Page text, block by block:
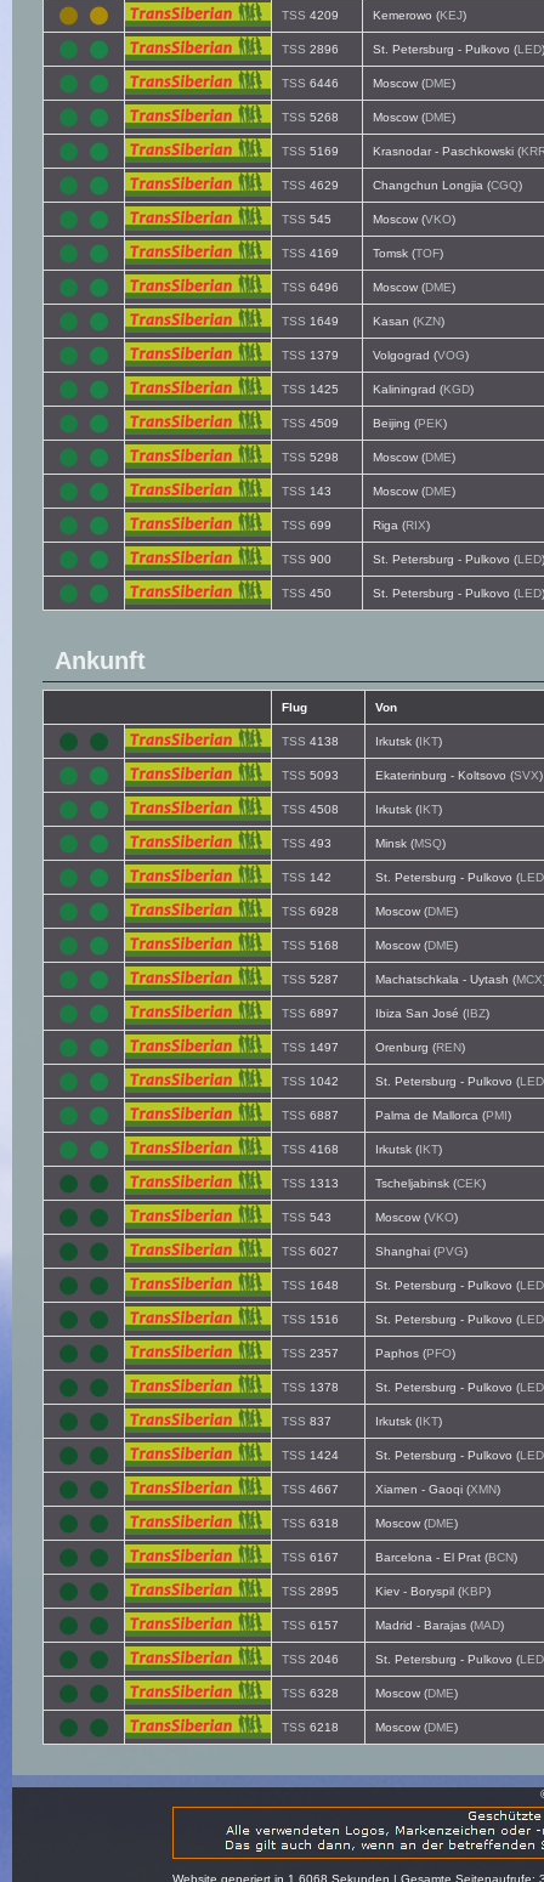
TSS 4209 Kemerowo (KEJ)
TSS 2896 St. Petersburg - Pulkovo (LED)
TSS 6446 Moscow (DME)
TSS 5268 Moscow (DME)
TSS 5169 Krasnodar - Paschkowski (
TSS 4629 Changchun Longjia (CGQ)
TSS 545 Moscow (VKO)
TSS 4169 Tomsk (TOF)
TSS 6496 Moscow (DME)
TSS 1649 Kasan (KZN)
TSS 1379 Volgograd (VOG)
TSS 1425 Kaliningrad (KGD)
TSS 4509 Beijing (PEK)
TSS 5298 Moscow (DME)
TSS 143 Moscow (DME)
TSS 699 Riga (RIX)
TSS 900 St. Petersburg - Pulkovo (LED)
TSS 450 St. Petersburg - Pulkovo (LED)
Ankunft
Flug Von
TSS 4138 Irkutsk (IKT)
TSS 5093 Ekaterinburg - Koltsovo (SVX)
TSS 4508 Irkutsk (IKT)
TSS 493 Minsk (MSQ)
TSS 142 St. Petersburg - Pulkovo (LED
TSS 6928 Moscow (DME)
TSS 5168 Moscow (DME)
TSS 5287 Machatschkala - Uytash (MCX
TSS 6897 Ibiza San José (IBZ)
TSS 1497 Orenburg (REN)
TSS 1042 St. Petersburg - Pulkovo (LED
TSS 6887 Palma de Mallorca (PMI)
TSS 4168 Irkutsk (IKT)
TSS 1313 Tscheljabinsk (CEK)
TSS 543 Moscow (VKO)
TSS 6027 Shanghai (PVG)
TSS 1648 St. Petersburg - Pulkovo (LED
TSS 1516 St. Petersburg - Pulkovo (LED
TSS 2357 Paphos (PFO)
TSS 1378 St. Petersburg - Pulkovo (LED
TSS 837 Irkutsk (IKT)
TSS 1424 St. Petersburg - Pulkovo (LED
TSS 4667 Xiamen - Gaoqi (XMN)
TSS 6318 Moscow (DME)
TSS 6167 Barcelona - El Prat (BCN)
TSS 2895 Kiev - Boryspil (KBP)
TSS 6157 Madrid - Barajas (MAD)
TSS 2046 St. Petersburg - Pulkovo (LED
TSS 6328 Moscow (DME)
TSS 6218 Moscow (DME)
Website generiert in 1.6068 Sekunden | Gesamte